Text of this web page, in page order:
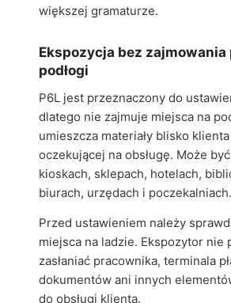
większej gramaturze.
Ekspozycja bez
podłogi
P6L jest przeznaczony do
dlatego nie zajmuje miejsca na
umieszcza materiały blisko
oczekującej na obsługę. Może
kioskach, sklepach, hotelach,
biurach, urzędach i poczekalniach.
Przed ustawieniem należy
miejsca na ladzie. Ekspozytor nie
zasłaniać pracownika, terminala
dokumentów ani innych
do obsługi klienta.